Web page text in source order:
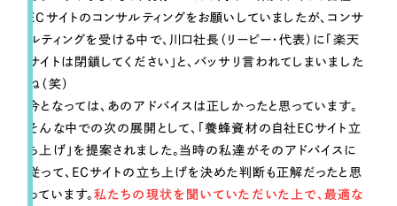
ECサイトのコンサルティングをお願いしていましたが、コンサ
ルティングを受ける中で、川口社長（リーピー・代表）に「楽天
サイトは閉鎖してください」と、バッサリ言われてしまいました
ね（笑）
今となっては、あのアドバイスは正しかったと思っています。
そんな中での次の展開として、「養蜂資材の自社ECサイト立
ち上げ」を提案されました。当時の私達がそのアドバイスに
従って、ECサイトの立ち上げを決めた判断も正解だったと思
っています。私たちの現状を聞いていただいた上で、最適な